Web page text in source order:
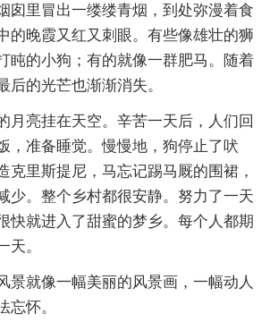
囱里冒出一缕缕青烟，到处弥漫着食
的晚霞又红又刺眼。有些像雄壮的狮
盹的小狗；有的就像一群肥马。随着
后的光芒也渐渐消失。
月亮挂在天空。辛苦一天后，人们回
，准备睡觉。慢慢地，狗停止了吠
克里斯提尼，马忘记踢马厩的围裙，
少。整个乡村都很安静。努力了一天
快就进入了甜蜜的梦乡。每个人都期
天。
景就像一幅美丽的风景画，一幅动人
忘怀。